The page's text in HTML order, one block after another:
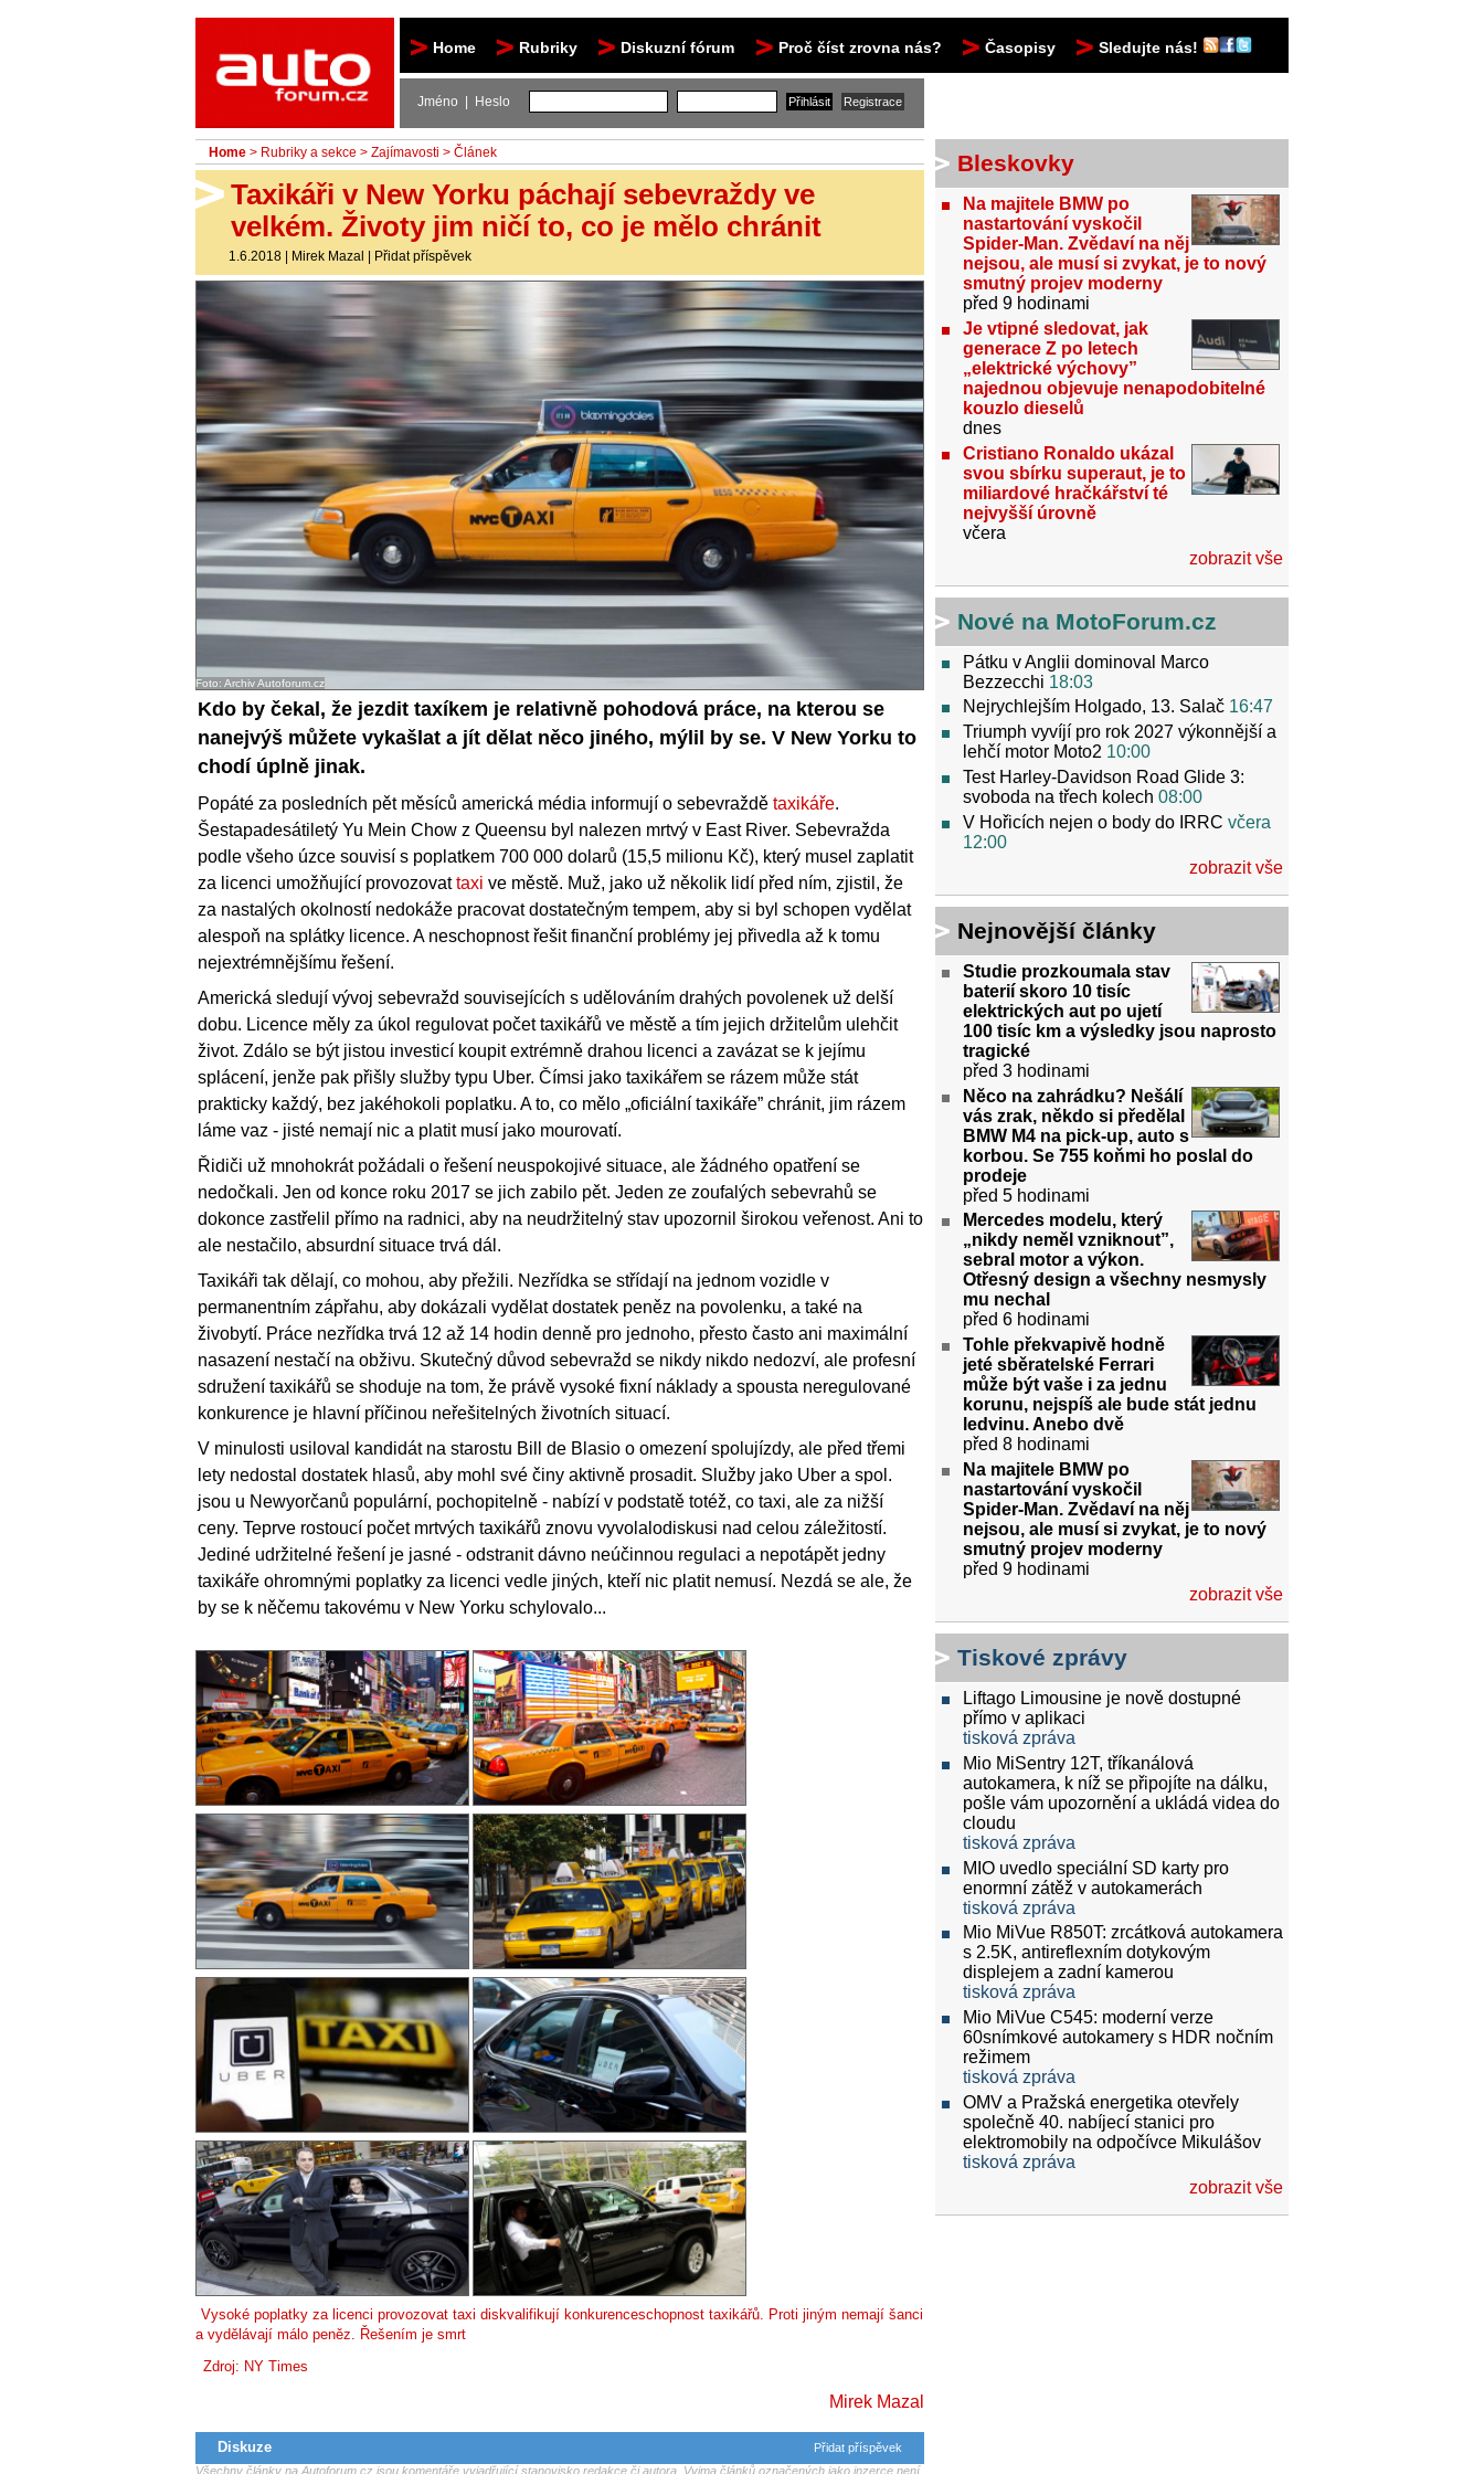
Home Rubriky Diskuzní fórum Proč číst zrovna nás? Časopisy Sledujte nás!
Jméno | Heslo
Home > Rubriky a sekce > Zajímavosti > Článek
Taxikáři v New Yorku páchají sebevraždy ve
velkém. Životy jim ničí to, co je mělo chránit
1.6.2018 | Mirek Mazal | Přidat příspěvek
Foto: Archiv Autoforum.cz
Kdo by čekal, že jezdit taxíkem je relativně pohodová práce, na kterou se
nanejvýš můžete vykašlat a jít dělat něco jiného, mýlil by se. V New Yorku to
chodí úplně jinak.
Popáté za posledních pět měsíců americká média informují o sebevraždě taxikáře.
Šestapadesátiletý Yu Mein Chow z Queensu byl nalezen mrtvý v East River. Sebevražda
podle všeho úzce souvisí s poplatkem 700 000 dolarů (15,5 milionu Kč), který musel zaplatit
za licenci umožňující provozovattaxi ve městě. Muž, jako už několik lidí před ním, zjistil, že
za nastalých okolností nedokáže pracovat dostatečným tempem, aby si byl schopen vydělat
alespoň na splátky licence. A neschopnost řešit finanční problémy jej přivedla až k tomu
nejextrémnějšímu řešení.
Americká sledují vývoj sebevražd souvisejících s udělováním drahých povolenek už delší
dobu. Licence měly za úkol regulovat počet taxikářů ve městě a tím jejich držitelům ulehčit
život. Zdálo se být jistou investicí koupit extrémně drahou licenci a zavázat se k jejímu
splácení, jenže pak přišly služby typu Uber. Čímsi jako taxikářem se rázem může stát
prakticky každý, bez jakéhokoli poplatku. A to, co mělo „oficiální taxikáře” chránit, jim rázem
láme vaz - jisté nemají nic a platit musí jako mourovatí.
Řidiči už mnohokrát požádali o řešení neuspokojivé situace, ale žádného opatření se
nedočkali. Jen od konce roku 2017 se jich zabilo pět. Jeden ze zoufalých sebevrahů se
dokonce zastřelil přímo na radnici, aby na neudržitelný stav upozornil širokou veřenost. Ani to
ale nestačilo, absurdní situace trvá dál.
Taxikáři tak dělají, co mohou, aby přežili. Nezřídka se střídají na jednom vozidle v
permanentním zápřahu, aby dokázali vydělat dostatek peněz na povolenku, a také na
živobytí. Práce nezřídka trvá 12 až 14 hodin denně pro jednoho, přesto často ani maximální
nasazení nestačí na obživu. Skutečný důvod sebevražd se nikdy nikdo nedozví, ale profesní
sdružení taxikářů se shoduje na tom, že právě vysoké fixní náklady a spousta neregulované
konkurence je hlavní příčinou neřešitelných životních situací.
V minulosti usiloval kandidát na starostu Bill de Blasio o omezení spolujízdy, ale před třemi
lety nedostal dostatek hlasů, aby mohl své činy aktivně prosadit. Služby jako Uber a spol.
jsou u Newyorčanů populární, pochopitelně - nabízí v podstatě totéž, co taxi, ale za nižší
ceny. Teprve rostoucí počet mrtvých taxikářů znovu vyvolalodiskusi nad celou záležitostí.
Jediné udržitelné řešení je jasné - odstranit dávno neúčinnou regulaci a nepotápět jedny
taxikáře ohromnými poplatky za licenci vedle jiných, kteří nic platit nemusí. Nezdá se ale, že
by se k něčemu takovému v New Yorku schylovalo...
Vysoké poplatky za licenci provozovat taxi diskvalifikují konkurenceschopnost taxikářů. Proti jiným nemají šanci
a vydělávají málo peněz. Řešením je smrt
Zdroj: NY Times
Mirek Mazal
Diskuze
Přidat příspěvek
Všechny články na Autoforum.cz jsou komentáře vyjadřující stanovisko redakce či autora. Vyjma článků označených jako inzerce není
Bleskovky
Na majitele BMW po
nastartování vyskočil
Spider-Man. Zvědaví na něj
nejsou, ale musí si zvykat, je to nový
smutný projev moderny
před 9 hodinami
Je vtipné sledovat, jak
generace Z po letech
„elektrické výchovy”
najednou objevuje nenapodobitelné
kouzlo dieselů
dnes
Cristiano Ronaldo ukázal
svou sbírku superaut, je to
miliardové hračkářství té
nejvyšší úrovně
včera
zobrazit vše
Nové na MotoForum.cz
Pátku v Anglii dominoval Marco
Bezzecchi 18:03
Nejrychlejším Holgado, 13. Salač 16:47
Triumph vyvíjí pro rok 2027 výkonnější a
lehčí motor Moto2 10:00
Test Harley-Davidson Road Glide 3:
svoboda na třech kolech 08:00
V Hořicích nejen o body do IRRC včera
12:00
zobrazit vše
Nejnovější články
Studie prozkoumala stav
baterií skoro 10 tisíc
elektrických aut po ujetí
100 tisíc km a výsledky jsou naprosto
tragické
před 3 hodinami
Něco na zahrádku? Nešálí
vás zrak, někdo si předělal
BMW M4 na pick-up, auto s
korbou. Se 755 koňmi ho poslal do
prodeje
před 5 hodinami
Mercedes modelu, který
„nikdy neměl vzniknout”,
sebral motor a výkon.
Otřesný design a všechny nesmysly
mu nechal
před 6 hodinami
Tohle překvapivě hodně
jeté sběratelské Ferrari
může být vaše i za jednu
korunu, nejspíš ale bude stát jednu
ledvinu. Anebo dvě
před 8 hodinami
Na majitele BMW po
nastartování vyskočil
Spider-Man. Zvědaví na něj
nejsou, ale musí si zvykat, je to nový
smutný projev moderny
před 9 hodinami
zobrazit vše
Tiskové zprávy
Liftago Limousine je nově dostupné
přímo v aplikaci
tisková zpráva
Mio MiSentry 12T, tříkanálová
autokamera, k níž se připojíte na dálku,
pošle vám upozornění a ukládá videa do
cloudu
tisková zpráva
MIO uvedlo speciální SD karty pro
enormní zátěž v autokamerách
tisková zpráva
Mio MiVue R850T: zrcátková autokamera
s 2.5K, antireflexním dotykovým
displejem a zadní kamerou
tisková zpráva
Mio MiVue C545: moderní verze
60snímkové autokamery s HDR nočním
režimem
tisková zpráva
OMV a Pražská energetika otevřely
společně 40. nabíjecí stanici pro
elektromobily na odpočívce Mikulášov
tisková zpráva
zobrazit vše